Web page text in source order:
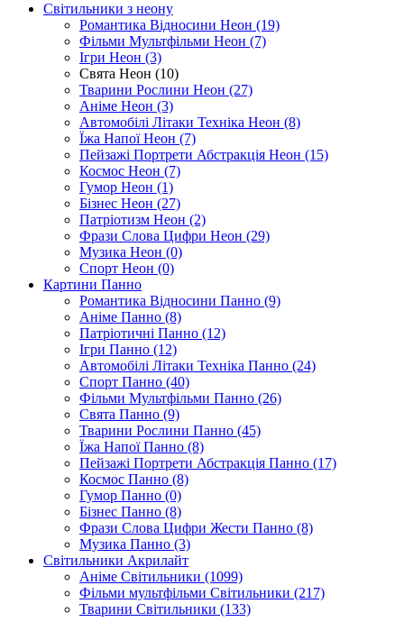
Світильники з неону
Романтика Відносини Неон (19)
Фільми Мультфільми Неон (7)
Ігри Неон (3)
Свята Неон (10)
Тварини Рослини Неон (27)
Аніме Неон (3)
Автомобілі Літаки Техніка Неон (8)
Їжа Напої Неон (7)
Пейзажі Портрети Абстракція Неон (15)
Космос Неон (7)
Гумор Неон (1)
Бізнес Неон (27)
Патріотизм Неон (2)
Фрази Слова Цифри Неон (29)
Музика Неон (0)
Спорт Неон (0)
Картини Панно
Романтика Відносини Панно (9)
Аніме Панно (8)
Патріотичні Панно (12)
Ігри Панно (12)
Автомобілі Літаки Техніка Панно (24)
Спорт Панно (40)
Фільми Мультфільми Панно (26)
Свята Панно (9)
Тварини Рослини Панно (45)
Їжа Напої Панно (8)
Пейзажі Портрети Абстракція Панно (17)
Космос Панно (8)
Гумор Панно (0)
Бізнес Панно (8)
Фрази Слова Цифри Жести Панно (8)
Музика Панно (3)
Світильники Акрилайт
Аніме Світильники (1099)
Фільми мультфільми Світильники (217)
Тварини Світильники (133)